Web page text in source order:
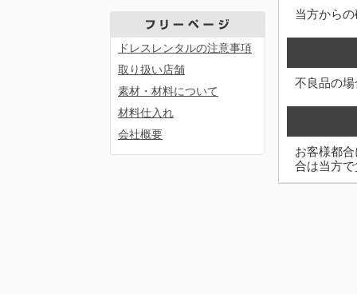
ドレスレンタルの注意事項
取り扱い店舗
素材・材料について
材料仕入れ
会社概要
当方から
不良品の
お客様都
合は当方